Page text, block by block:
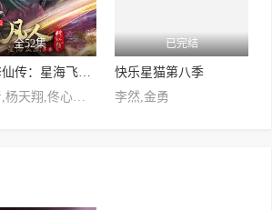
全52集
凡人修仙传：星海飞驰篇
钱文青,杨天翔,佟心竹,歪歪,谷江山
已完结
快乐星猫第八季
李然,金勇